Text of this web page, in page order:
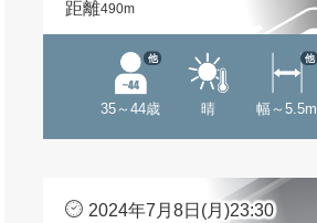
距離490m
35～44歳
他
晴 幅～5.5m
他
2024年7月8日(月)23:30